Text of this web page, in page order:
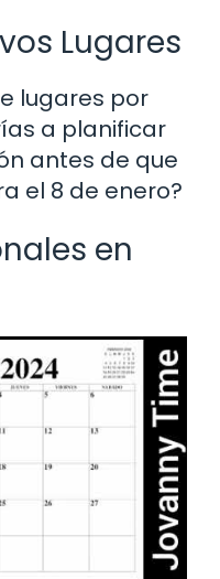
Lugares
lugares por
a planificar
antes de que
el 8 de enero?
en